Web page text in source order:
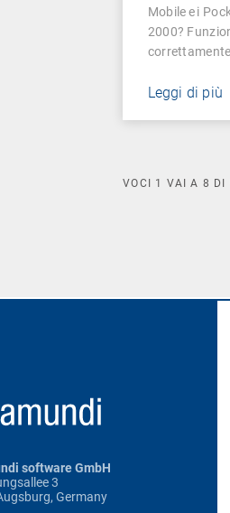
Mobile e i
2000?
Leggi di più
VOCI 1 VAI A 8 DI
software GmbH
3
Germany